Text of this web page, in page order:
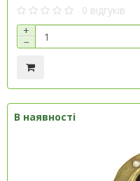
0 відгуків
+
−
В наявності